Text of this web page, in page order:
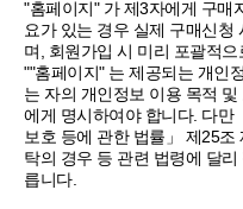
"홈페이지" 가 제3자에게 구매
요가 있는 경우 실제 구매신청
며, 회원가입 시 미리 포괄적
""홈페이지" 는 제공되는 개인
는 자의 개인정보 이용 목적
에게 명시하여야 합니다. 다만
보호 등에 관한 법률」 제25
탁의 경우 등 관련 법령에 달
릅니다.